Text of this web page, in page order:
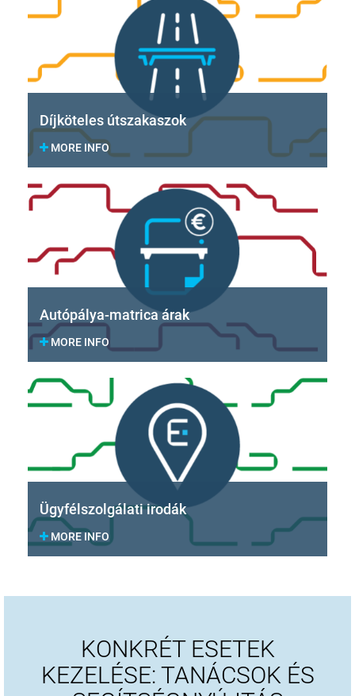
Díjköteles útszakaszok
MORE INFO
Autópálya-matrica árak
MORE INFO
Ügyfélszolgálati irodák
MORE INFO
KONKRÉT ESETEK
KEZELÉSE: TANÁCSOK ÉS